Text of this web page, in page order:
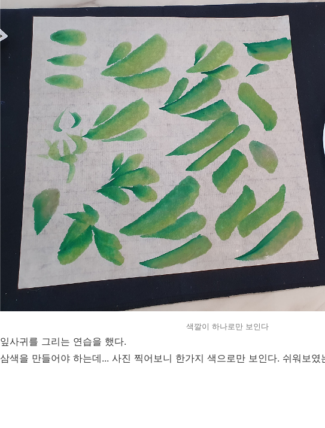
색깔이 하나로만 보인다
잎사귀를 그리는 연습을 했다.
삼색을 만들어야 하는데... 사진 찍어보니 한가지 색으로만 보인다. 쉬워보였